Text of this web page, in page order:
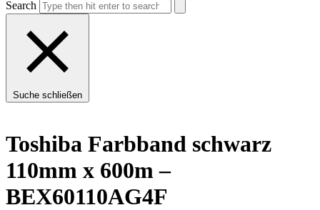
Search
Suche schließen
Toshiba Farbband schwarz
110mm x 600m –
BEX60110AG4F